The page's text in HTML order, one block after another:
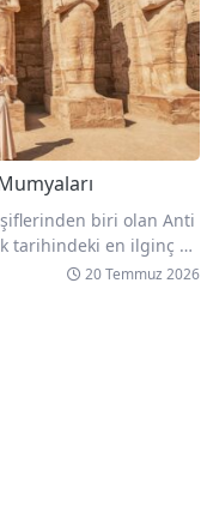
biri olan Anti
tarihindeki en ilginç b
ölü gömme ritüeli, Mısı
20 Temmuz 2026